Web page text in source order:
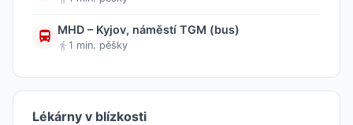
MHD – Kyjov, náměstí TGM (bus)
1 min. pěšky
Lékárny v blízkosti